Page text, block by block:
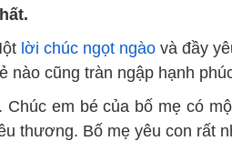
lời chúc ngọt ngào và đầy
nào cũng tràn ngập hạnh
Chúc em bé của bố mẹ có
thương. Bố mẹ yêu con rất